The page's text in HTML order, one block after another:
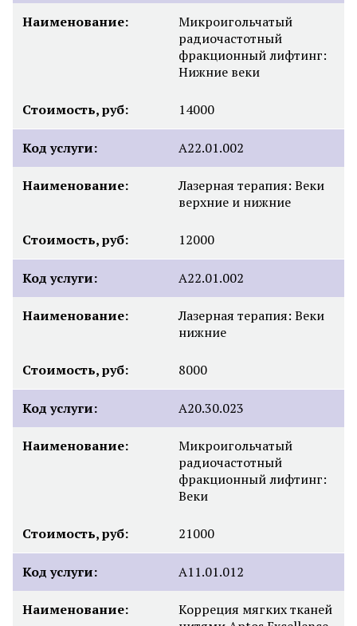
Наименование:
Микроигольчатый
радиочастотный
фракционный лифтинг:
Нижние веки
Стоимость, руб: 14000
Код услуги: А22.01.002
Наименование:
Лазерная терапия: Веки
верхние и нижние
Стоимость, руб: 12000
Код услуги: А22.01.002
Наименование:
Лазерная терапия: Веки
нижние
Стоимость, руб: 8000
Код услуги: A20.30.023
Наименование:
Микроигольчатый
радиочастотный
фракционный лифтинг:
Веки
Стоимость, руб: 21000
Код услуги: A11.01.012
Наименование:
Корреция мягких тканей